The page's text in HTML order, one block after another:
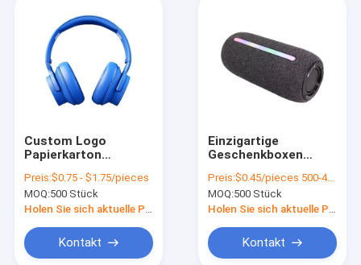
Custom Logo
Papierkarton
Klappfarbe Weiß /
Schwarz / Roségold
Luxus
Box mit
Bandverschluss
Preis:$0.75 - $1.75/pieces
MOQ:500 Stück
Kontakt
Einzigartige
Geschenkboxen
Geschenkbox
Verpackung Schmuck
Valentinstag Rose
Preis:$0.45/pieces 500-4999 pieces
MOQ:500 Stück
Kontakt